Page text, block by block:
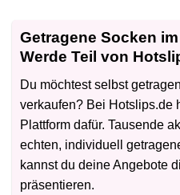
Getragene Socken
Werde Teil von
Du möchtest selbst
verkaufen? Bei Hotslips.de
Plattform dafür. Tausende
echten, individuell
kannst du deine Angebote
präsentieren.